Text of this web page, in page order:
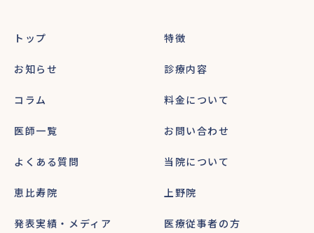
トップ 特徴
お知らせ 診療内容
コラム 料金について
医師一覧 お問い合わせ
よくある質問 当院について
恵比寿院 上野院
発表実績・メディア 医療従事者の方